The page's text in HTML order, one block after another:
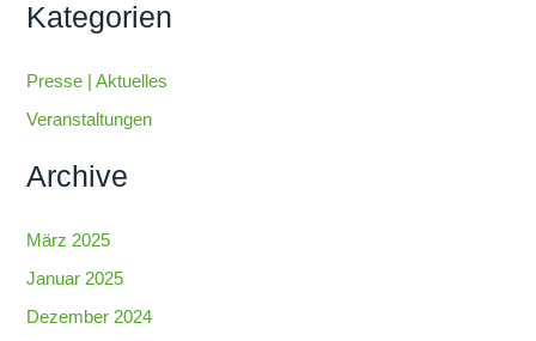
Kategorien
Presse | Aktuelles
Veranstaltungen
Archive
März 2025
Januar 2025
Dezember 2024